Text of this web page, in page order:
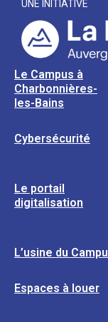
UNE INITIATIVE
Le Campus à
Charbonnières-
les-Bains
Cybersécurité
Le portail
digitalisation
L’usine du
Espaces à louer